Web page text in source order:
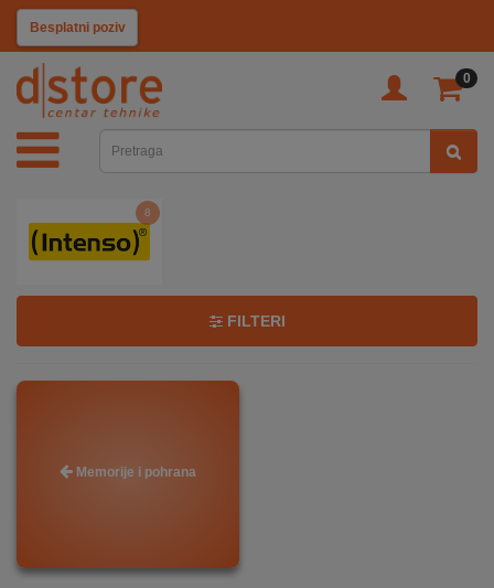
Pozovi i naruči
0
KATEGORIJE
TV
SAT
MOBILNI
UREĐAJI
KABLOVI
KUĆANSKI
APARATI
&
8
FILTERI
Memorije i pohrana